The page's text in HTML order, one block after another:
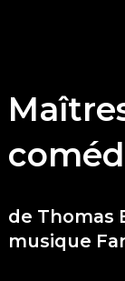
contenu
de Thomas
musique